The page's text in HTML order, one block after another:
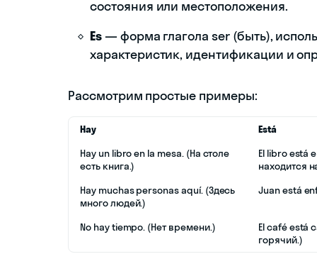
состояния или местоположения.
Es— форма глагола ser (быть),
характеристик, идентификации и
Рассмотрим простые примеры:
Hay
Está
Hay un libro en la mesa. (На столе
есть книга.)
El libro está
находится
Hay muchas personas aquí. (Здесь
много людей.)
Juan está
No hay tiempo. (Нет времени.)
El café está
горячий.)